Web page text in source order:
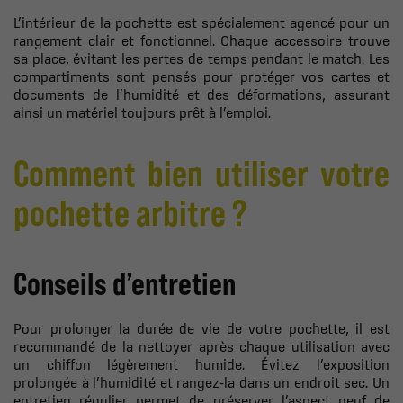
L’intérieur de la pochette est spécialement agencé pour un
rangement clair et fonctionnel. Chaque accessoire trouve
sa place, évitant les pertes de temps pendant le match. Les
compartiments sont pensés pour protéger vos cartes et
documents de l’humidité et des déformations, assurant
ainsi un matériel toujours prêt à l’emploi.
Comment bien utiliser votre
pochette arbitre ?
Conseils d’entretien
Pour prolonger la durée de vie de votre pochette, il est
recommandé de la nettoyer après chaque utilisation avec
un chiffon légèrement humide. Évitez l’exposition
prolongée à l’humidité et rangez-la dans un endroit sec. Un